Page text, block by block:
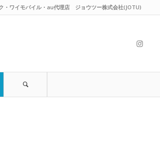
・ワイモバイル・au代理店 ジョウツー株式会社(JOTU)